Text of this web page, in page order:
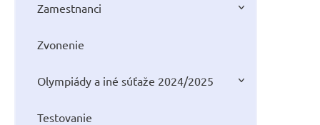
Zamestnanci
Zvonenie
Olympiády a iné súťaže 2024/2025
Testovanie